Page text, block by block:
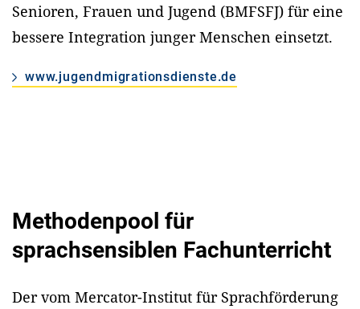
Senioren, Frauen und Jugend (BMFSFJ) für eine
bessere Integration junger Menschen einsetzt.
www.jugendmigrationsdienste.de
Methodenpool für
sprachsensiblen Fachunterricht
Der vom Mercator-Institut für Sprachförderung